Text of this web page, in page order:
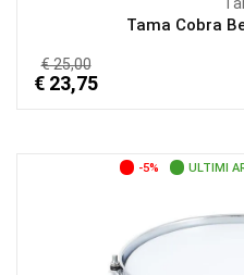
Tama Cobra
€ 25,00
€ 23,75
-5% ULTIMI